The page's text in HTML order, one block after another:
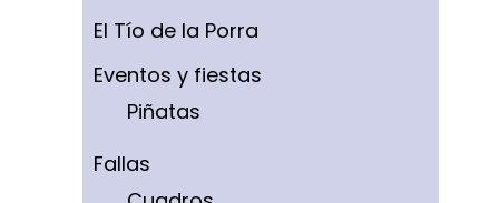
El Tío de la Porra
Eventos y fiestas
Piñatas
Fallas